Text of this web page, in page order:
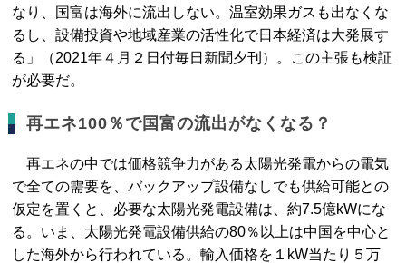
なり、国富は海外に流出しない。温室効果ガスも出なくな
るし、設備投資や地域産業の活性化で日本経済は大発展す
る」（2021年４月２日付毎日新聞夕刊）。この主張も検証
が必要だ。
再エネ100％で国富の流出がなくなる？
再エネの中では価格競争力がある太陽光発電からの電気
で全ての需要を、バックアップ設備なしでも供給可能との
仮定を置くと、必要な太陽光発電設備は、約7.5億kWにな
る。いま、太陽光発電設備供給の80％以上は中国を中心と
した海外から行われている。輸入価格を１kW当たり５万